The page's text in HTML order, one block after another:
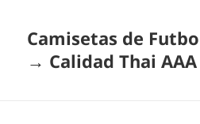
Camisetas de
→ Calidad Thai AAA